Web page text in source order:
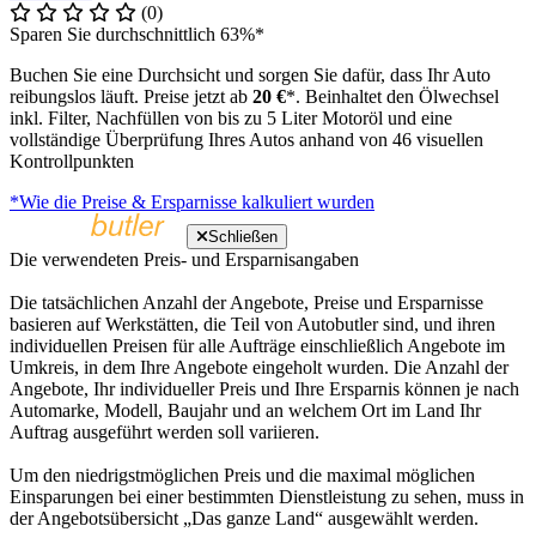
(0)
Sparen Sie durchschnittlich 63%*
Buchen Sie eine Durchsicht und sorgen Sie dafür, dass Ihr Auto
reibungslos läuft. Preise jetzt ab 20 €*. Beinhaltet den Ölwechsel
inkl. Filter, Nachfüllen von bis zu 5 Liter Motoröl und eine
vollständige Überprüfung Ihres Autos anhand von 46 visuellen
Kontrollpunkten
*Wie die Preise & Ersparnisse kalkuliert wurden
Schließen
Die verwendeten Preis- und Ersparnisangaben
Die tatsächlichen Anzahl der Angebote, Preise und Ersparnisse
basieren auf Werkstätten, die Teil von Autobutler sind, und ihren
individuellen Preisen für alle Aufträge einschließlich Angebote im
Umkreis, in dem Ihre Angebote eingeholt wurden. Die Anzahl der
Angebote, Ihr individueller Preis und Ihre Ersparnis können je nach
Automarke, Modell, Baujahr und an welchem Ort im Land Ihr
Auftrag ausgeführt werden soll variieren.
Um den niedrigstmöglichen Preis und die maximal möglichen
Einsparungen bei einer bestimmten Dienstleistung zu sehen, muss in
der Angebotsübersicht „Das ganze Land“ ausgewählt werden.